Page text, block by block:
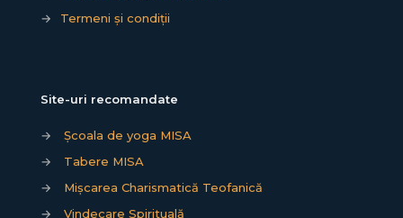
→
Termeni și condiții
Site-uri recomandate
→
Școala de yoga MISA
→
Tabere MISA
→
Mișcarea Charismatică Teofanică
→
Vindecare Spirituală